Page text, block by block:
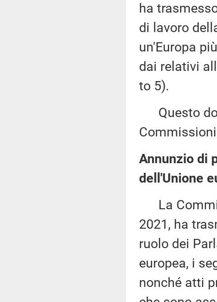
ha
di lavoro
un'Europa
dai relativi
to 5).
Questo
Annunzio di
dell'Unione
La
2021, ha
ruolo dei
europea, i
nonché atti